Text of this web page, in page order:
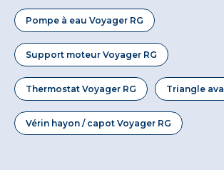
Pompe à eau Voyager RG
Support moteur Voyager RG
Thermostat Voyager RG Triangle
Vérin hayon / capot Voyager RG